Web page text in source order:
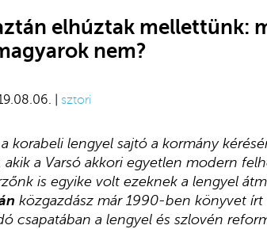
elhúztak mellettünk:
nem?
| sztori
korabeli lengyel sajtó a kormány
a Varsó akkori egyetlen modern
is egyike volt ezeknek a lengyel
közgazdász már 1990-ben könyvet írt
csapatában a lengyel és szlovén